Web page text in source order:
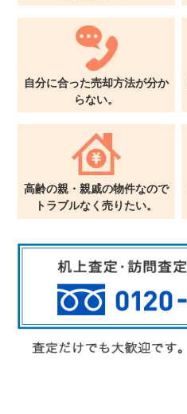
自分に合った売却方法が分か
らない。
高齢の親・親戚の物件なので
トラブルなく売りたい。